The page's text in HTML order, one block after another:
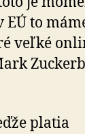
to
veľké
platia